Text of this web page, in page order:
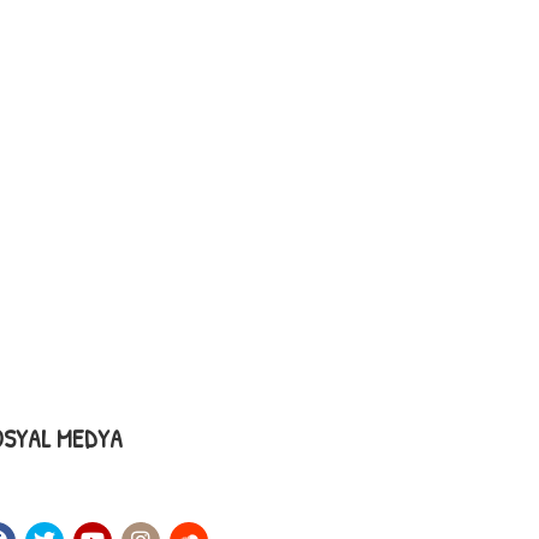
MEDYA